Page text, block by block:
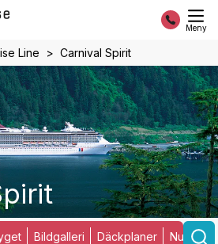
Meny
Line Carnival Spirit
Bildgalleri Däckplaner